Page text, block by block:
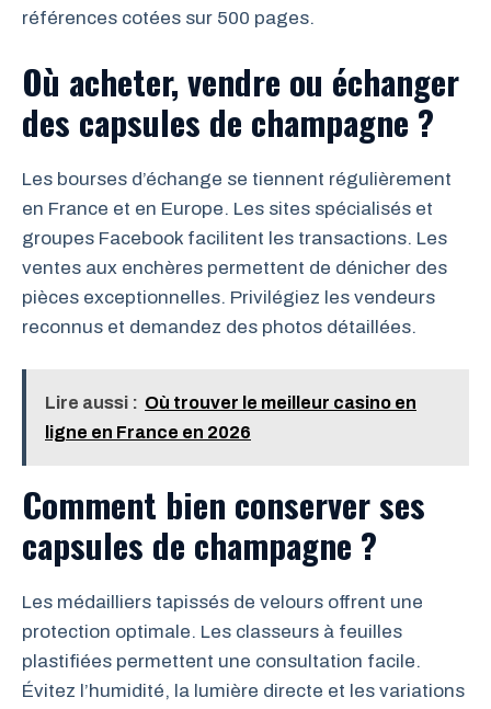
références cotées sur 500 pages.
Où acheter, vendre ou échanger
des capsules de champagne ?
Les bourses d’échange se tiennent régulièrement
en France et en Europe. Les sites spécialisés et
groupes Facebook facilitent les transactions. Les
ventes aux enchères permettent de dénicher des
pièces exceptionnelles. Privilégiez les vendeurs
reconnus et demandez des photos détaillées.
Lire aussi : Où trouver le meilleur casino en
ligne en France en 2026
Comment bien conserver ses
capsules de champagne ?
Les médailliers tapissés de velours offrent une
protection optimale. Les classeurs à feuilles
plastifiées permettent une consultation facile.
Évitez l’humidité, la lumière directe et les variations